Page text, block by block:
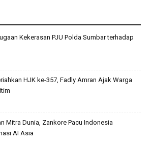
Kekerasan PJU Polda Sumbar terhadap
HJK ke-357, Fadly Amran Ajak Warga
Mitra Dunia, Zankore Pacu Indonesia
AI Asia